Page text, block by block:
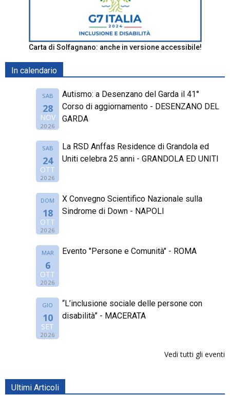
Carta di Solfagnano: anche in versione accessibile!
In calendario
SAB
28
NOV
2026
Autismo: a Desenzano del Garda il 41°
Corso di aggiornamento - DESENZANO DEL
GARDA
SAB
24
OTT
2026
La RSD Anffas Residence di Grandola ed
Uniti celebra 25 anni - GRANDOLA ED UNITI
DOM
18
OTT
2026
X Convegno Scientifico Nazionale sulla
Sindrome di Down - NAPOLI
MAR
6
OTT
2026
Evento "Persone e Comunità" - ROMA
GIO
10
SET
2026
“L’inclusione sociale delle persone con
disabilità” - MACERATA
Vedi tutti gli eventi
Ultimi Articoli